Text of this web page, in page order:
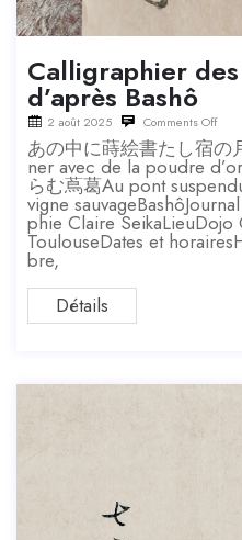
Calligraphier
d’après Bashô
2 août 2025 Comments Off
あの中に蒔絵書たし宿の
ner avec de la poudre
らむ蔦葛Au pont
vigne
phie Claire SeikaLieuDojo
ToulouseDates et
bre,
Détails